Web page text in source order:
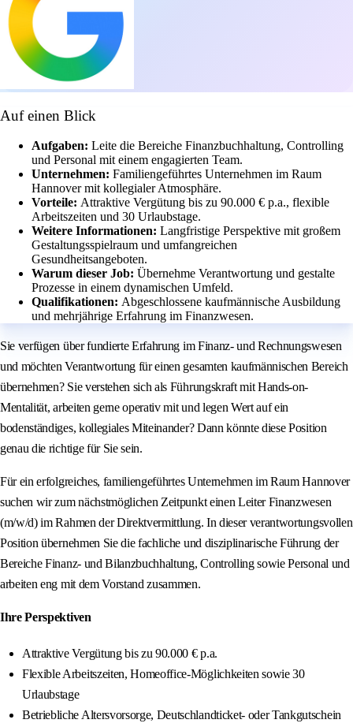
Auf einen Blick
Aufgaben: Leite die Bereiche Finanzbuchhaltung, Controlling
und Personal mit einem engagierten Team.
Unternehmen: Familiengeführtes Unternehmen im Raum
Hannover mit kollegialer Atmosphäre.
Vorteile: Attraktive Vergütung bis zu 90.000 € p.a., flexible
Arbeitszeiten und 30 Urlaubstage.
Weitere Informationen: Langfristige Perspektive mit großem
Gestaltungsspielraum und umfangreichen
Gesundheitsangeboten.
Warum dieser Job: Übernehme Verantwortung und gestalte
Prozesse in einem dynamischen Umfeld.
Qualifikationen: Abgeschlossene kaufmännische Ausbildung
und mehrjährige Erfahrung im Finanzwesen.
Sie verfügen über fundierte Erfahrung im Finanz- und Rechnungswesen
und möchten Verantwortung für einen gesamten kaufmännischen Bereich
übernehmen? Sie verstehen sich als Führungskraft mit Hands-on-
Mentalität, arbeiten gerne operativ mit und legen Wert auf ein
bodenständiges, kollegiales Miteinander? Dann könnte diese Position
genau die richtige für Sie sein.
Für ein erfolgreiches, familiengeführtes Unternehmen im Raum Hannover
suchen wir zum nächstmöglichen Zeitpunkt einen Leiter Finanzwesen
(m/w/d) im Rahmen der Direktvermittlung. In dieser verantwortungsvollen
Position übernehmen Sie die fachliche und disziplinarische Führung der
Bereiche Finanz- und Bilanzbuchhaltung, Controlling sowie Personal und
arbeiten eng mit dem Vorstand zusammen.
Ihre Perspektiven
Attraktive Vergütung bis zu 90.000 € p.a.
Flexible Arbeitszeiten, Homeoffice-Möglichkeiten sowie 30
Urlaubstage
Betriebliche Altersvorsorge, Deutschlandticket- oder Tankgutschein